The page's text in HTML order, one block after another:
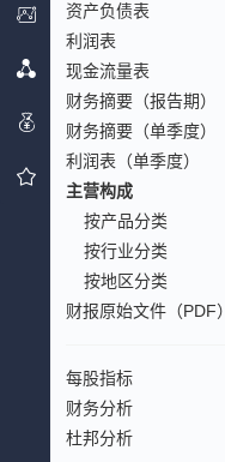
资产负债表
利润表
现金流量表
财务摘要（报告期）
财务摘要（单季度）
利润表（单季度）
主营构成
按产品分类
按行业分类
按地区分类
财报原始文件（PDF）
每股指标
财务分析
杜邦分析